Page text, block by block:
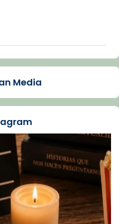
Fa gairebé
Lluís Companys, la
comp
Vatican
iglesia/news/2026-
papa-viaje-
Media